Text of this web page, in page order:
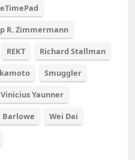
R. Zimmermann
REKT
Richard Stallman
Smuggler
Vinicius Yaunner
Barlowe
Wei Dai